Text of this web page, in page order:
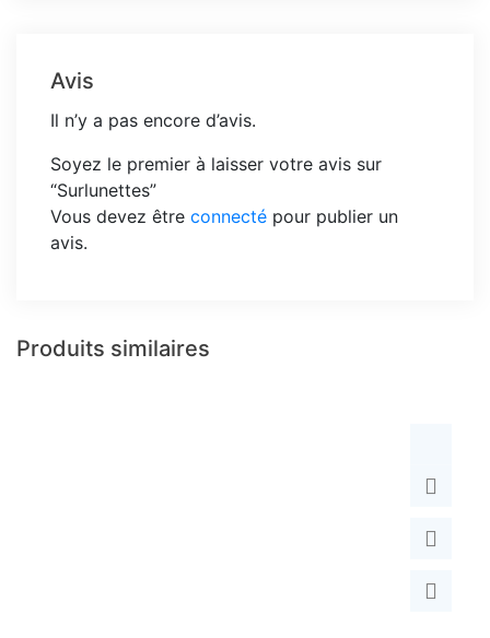
Avis
Il n’y a pas encore d’avis.
Soyez le premier à laisser votre avis sur
“Surlunettes”
Vous devez être connecté pour publier un
avis.
Produits similaires